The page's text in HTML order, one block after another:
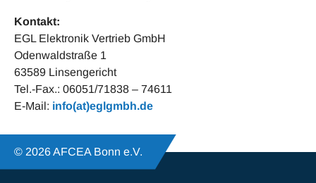
Kontakt:
EGL Elektronik Vertrieb GmbH
Odenwaldstraße 1
63589 Linsengericht
Tel.-Fax.: 06051/71838 – 74611
E-Mail: info(at)eglgmbh.de
© 2026 AFCEA Bonn e.V.